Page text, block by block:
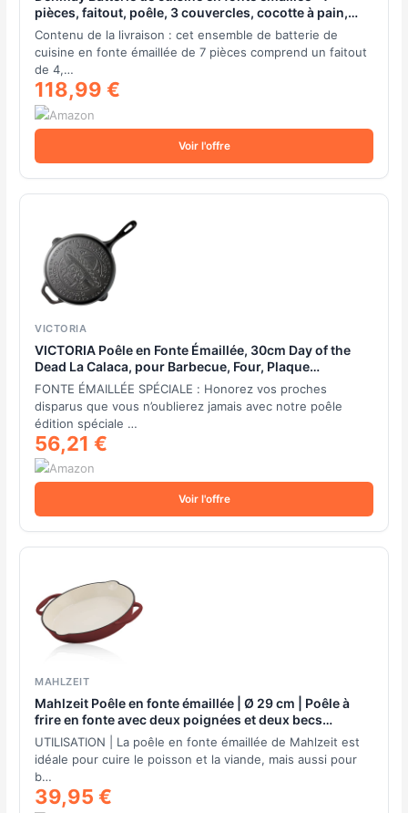
pièces, faitout, poêle, 3 couvercles, cocotte à pain,
revêtement anti-adhésif en céramique, compatible
gaz/induction/four (rouge)
Contenu de la livraison : cet ensemble de batterie de
cuisine en fonte émaillée de 7 pièces comprend un faitout
de 4,…
118,99 €
Voir l'offre
VICTORIA
VICTORIA Poêle en Fonte Émaillée, 30cm Day of the
Dead La Calaca, pour Barbecue, Four, Plaque
Induction, Gaz, Cast Iron Skillet Cured sans Toxicité,
sans PFOA
FONTE ÉMAILLÉE SPÉCIALE : Honorez vos proches
disparus que vous n’oublierez jamais avec notre poêle
édition spéciale …
56,21 €
Voir l'offre
MAHLZEIT
Mahlzeit Poêle en fonte émaillée | Ø 29 cm | Poêle à
frire en fonte avec deux poignées et deux becs
verseurs | émail, poêle à steak, poêle en fonte émaillée
(rouge)
UTILISATION | La poêle en fonte émaillée de Mahlzeit est
idéale pour cuire le poisson et la viande, mais aussi pour
b…
39,95 €